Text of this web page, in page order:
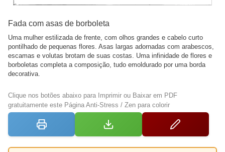
Fada com asas de borboleta
Uma mulher estilizada de frente, com olhos grandes e cabelo curto
pontilhado de pequenas flores. Asas largas adornadas com arabescos,
escamas e volutas brotam de suas costas. Uma infinidade de flores e
borboletas completa a composição, tudo emoldurado por uma borda
decorativa.
Clique nos botões abaixo para Imprimir ou Baixar em PDF
gratuitamente este Página Anti-Stress / Zen para colorir